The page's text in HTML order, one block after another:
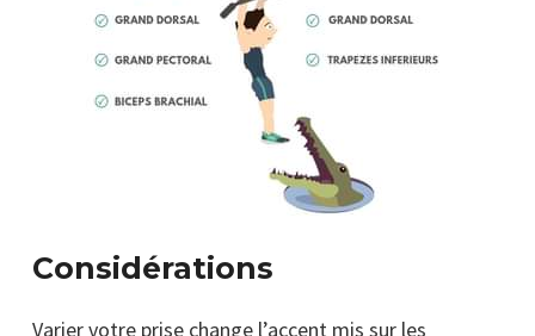
Considérations
Varier votre prise change l’accent mis sur les